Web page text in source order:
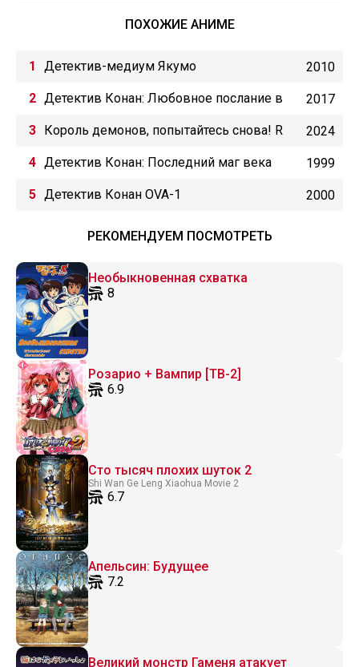
ПОХОЖИЕ АНИМЕ
Детектив-медиум Якумо 2010
Детектив Конан: Любовное послание в
багровых тонах
2017
Король демонов, попытайтесь снова! R 2024
Детектив Конан: Последний маг века 1999
Детектив Конан OVA-1 2000
РЕКОМЕНДУЕМ ПОСМОТРЕТЬ
Необыкновенная схватка
8
Розарио + Вампир [ТВ-2]
6.9
Сто тысяч плохих шуток 2
Shi Wan Ge Leng Xiaohua Movie 2
6.7
Апельсин: Будущее
7.2
Великий монстр Гаменя атакует